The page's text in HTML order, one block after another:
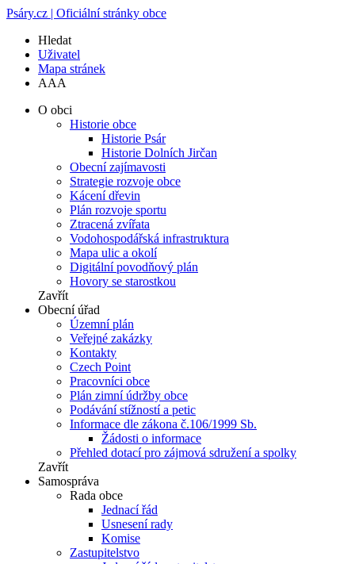
Psáry.cz | Oficiální stránky obce
Hledat
Uživatel
Mapa stránek
AAA
O obci
Historie obce
Historie Psár
Historie Dolních Jirčan
Obecní zajímavosti
Strategie rozvoje obce
Kácení dřevin
Plán rozvoje sportu
Ztracená zvířata
Vodohospodářská infrastruktura
Mapa ulic a okolí
Digitální povodňový plán
Hovory se starostkou
Zavřít
Obecní úřad
Územní plán
Veřejné zakázky
Kontakty
Czech Point
Pracovníci obce
Plán zimní údržby obce
Podávání stížností a petic
Informace dle zákona č.106/1999 Sb.
Žádosti o informace
Přehled dotací pro zájmová sdružení a spolky
Zavřít
Samospráva
Rada obce
Jednací řád
Usnesení rady
Komise
Zastupitelstvo